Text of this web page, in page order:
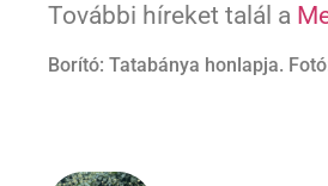
További híreket talál a
Borító: Tatabánya honlapja.